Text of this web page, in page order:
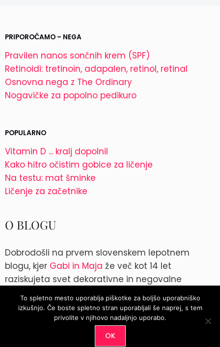
PRIPOROČAMO – NEGA
Pravilen nanos sončnih krem (SPF)
Retinoidi: tretinoin, adapalen, retinol, retinal
Osnovna nega z The Ordinary
Nogavičke za popolno pedikuro
POPULARNO
Vitamin D ... kralj dopolnil
Kako hitro očistim gobice za ličenje
Na testu: mat šminke
Ličenje za začetnike
O BLOGU
Dobrodošli na prvem slovenskem lepotnem
blogu, kjer Gabi in Maja že več kot 14 let
raziskujeta svet dekorativne in negovalne
kozmetike. Kontakt: blog@parokeets.com
Instagram
Instagram
To spletno mesto uporablja piškotke za boljšo uporabniško
izkušnjo. Če boste spletno stran uporabljali še naprej, s tem
privolite v njihovo nadaljnjo uporabo.
OK